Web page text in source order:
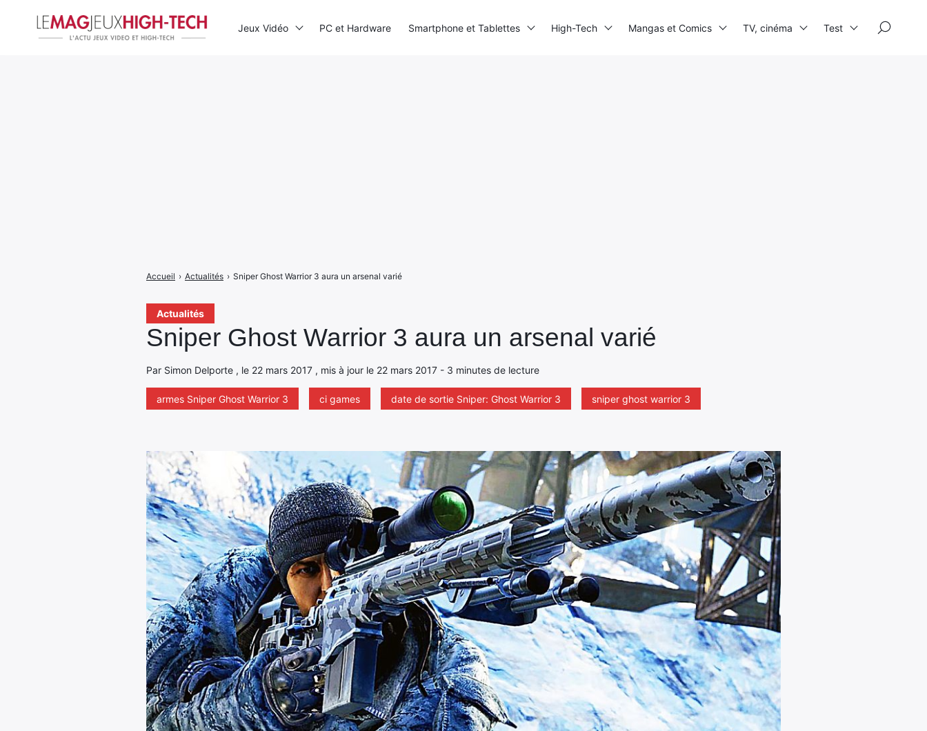
Actualités
Sniper Ghost Warrior 3 aura un arsenal varié
Par Simon Delporte , le 22 mars 2017 , mis à jour le 22 mars 2017 - 3 minutes de lecture
armes Sniper Ghost Warrior 3 ci games date de sortie Sniper: Ghost Warrior 3 sniper ghost warrior 3
Accueil › Actualités › Sniper Ghost Warrior 3 aura un arsenal varié
Jeux Vidéo PC et Hardware Smartphone et Tablettes High-Tech Mangas et Comics TV, cinéma Test